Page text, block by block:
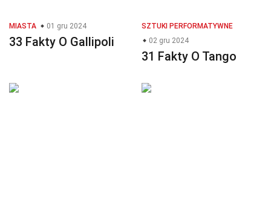
MIASTA 01 gru 2024
33 Fakty O Gallipoli
SZTUKI PERFORMATYWNE
02 gru 2024
31 Fakty O Tango